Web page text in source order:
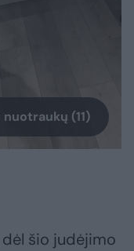
nuotraukų (11)
šio judėjimo